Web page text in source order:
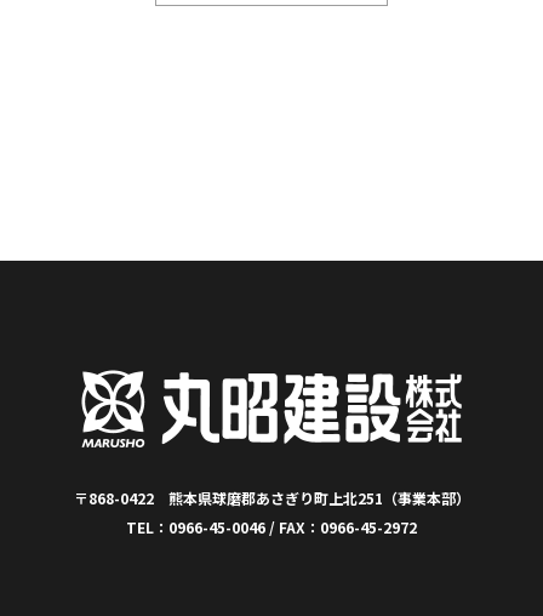
〒868-0422 熊本県球磨郡あさぎり町上北251（事業本部）
TEL：0966-45-0046 / FAX：0966-45-2972